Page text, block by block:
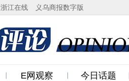
浙江在线 义乌商报数字版
E网观察 今日话题